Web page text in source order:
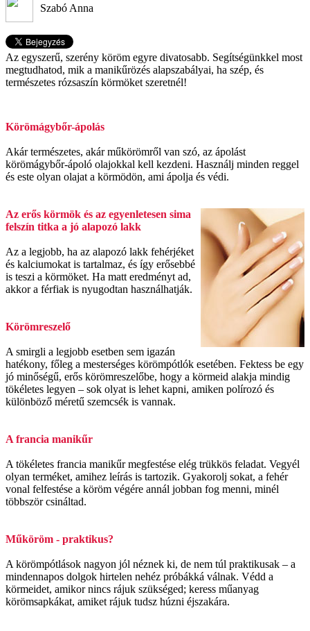
Szabó Anna
Az egyszerű, szerény köröm egyre divatosabb. Segítségünkkel most
megtudhatod, mik a manikűrözés alapszabályai, ha szép, és
természetes rózsaszín körmöket szeretnél!
Körömágybőr-ápolás
Akár természetes, akár műkörömről van szó, az ápolást
körömágybőr-ápoló olajokkal kell kezdeni. Használj minden reggel
és este olyan olajat a körmödön, ami ápolja és védi.
Az erős körmök és az egyenletesen sima
felszín titka a jó alapozó lakk
Az a legjobb, ha az alapozó lakk fehérjéket
és kalciumokat is tartalmaz, és így erősebbé
is teszi a körmöket. Ha matt eredményt ad,
akkor a férfiak is nyugodtan használhatják.
Körömreszelő
A smirgli a legjobb esetben sem igazán
hatékony, főleg a mesterséges körömpótlók esetében. Fektess be egy
jó minőségű, erős körömreszelőbe, hogy a körmeid alakja mindig
tökéletes legyen – sok olyat is lehet kapni, amiken polírozó és
különböző méretű szemcsék is vannak.
A francia manikűr
A tökéletes francia manikűr megfestése elég trükkös feladat. Vegyél
olyan terméket, amihez leírás is tartozik. Gyakorolj sokat, a fehér
vonal felfestése a köröm végére annál jobban fog menni, minél
többször csináltad.
Műköröm - praktikus?
A körömpótlások nagyon jól néznek ki, de nem túl praktikusak – a
mindennapos dolgok hirtelen nehéz próbákká válnak. Védd a
körmeidet, amikor nincs rájuk szükséged; keress műanyag
körömsapkákat, amiket rájuk tudsz húzni éjszakára.